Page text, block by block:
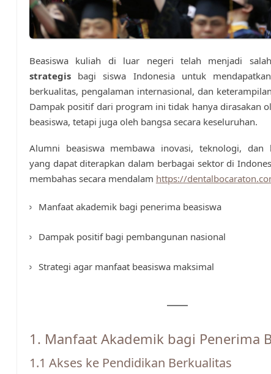
Beasiswa kuliah di luar negeri telah menjadi
strategisbagi siswa Indonesia untuk
berkualitas, pengalaman internasional, dan
Dampak positif dari program ini tidak hanya dirasakan
beasiswa, tetapi juga oleh bangsa secara keseluruhan.
Alumni beasiswa membawa inovasi, teknologi, dan
yang dapat diterapkan dalam berbagai sektor di
membahas secara mendalam https://
Manfaat akademik bagi penerima beasiswa
Dampak positif bagi pembangunan nasional
Strategi agar manfaat beasiswa maksimal
1. Manfaat Akademik bagi Penerima
1.1 Akses ke Pendidikan Berkualitas